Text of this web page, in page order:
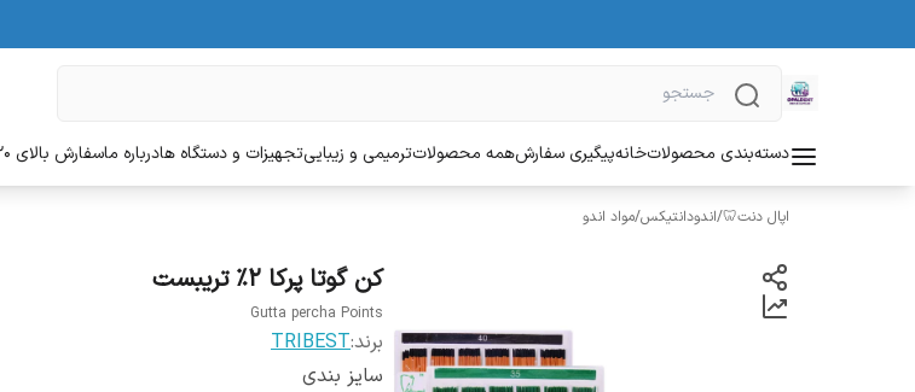
دسته‌بندی محصولاتخانهپیگیری سفارشهمه محصولاتترمیمی و زیباییتجهیزات و دستگاه هادرباره ماسفارش بالای 20 میلیون ارسال رایگان
اپال دنت🦷/اندودانتیکس/مواد اندو
کن گوتا پرکا 2% تریبست
Gutta percha Points
برند:TRIBEST
سایز بندی